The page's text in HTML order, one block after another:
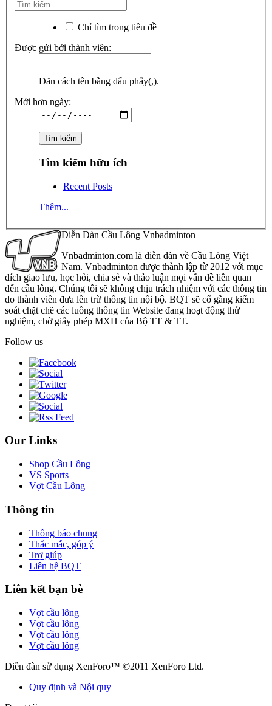
Chỉ tìm trong tiêu đề
Được gửi bởi thành viên:
Dãn cách tên bằng dấu phẩy(,).
Mới hơn ngày:
Tìm kiếm hữu ích
Recent Posts
Thêm...
Diễn Đàn Cầu Lông Vnbadminton
Vnbadminton.com là diễn đàn về Cầu Lông Việt
Nam. Vnbadminton được thành lập từ 2012 với mục
đích giao lưu, học hỏi, chia sẻ và thảo luận mọi vấn đề liên quan
đến cầu lông. Chúng tôi sẽ không chịu trách nhiệm với các thông tin
do thành viên đưa lên trừ thông tin nội bộ. BQT sẽ cố gắng kiểm
soát chặt chẽ các luồng thông tin Website đang hoạt động thử
nghiệm, chờ giấy phép MXH của Bộ TT & TT.
Follow us
Our Links
Shop Cầu Lông
VS Sports
Vợt Cầu Lông
Thông tin
Thông báo chung
Thắc mắc, góp ý
Trợ giúp
Liên hệ BQT
Liên kết bạn bè
Vợt cầu lông
Vợt cầu lông
Vợt cầu lông
Vợt cầu lông
Diễn đàn sử dụng XenForo™ ©2011 XenForo Ltd.
Quy định và Nội quy